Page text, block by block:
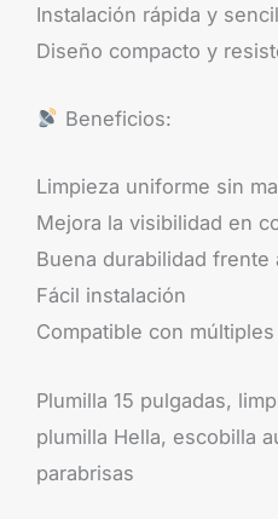
Instalación rápida y
Diseño compacto y
Beneficios:
Limpieza uniforme sin
Mejora la visibilidad en
Buena durabilidad frente
Fácil instalación
Compatible con
Plumilla 15 pulgadas,
plumilla Hella, escobilla
parabrisas